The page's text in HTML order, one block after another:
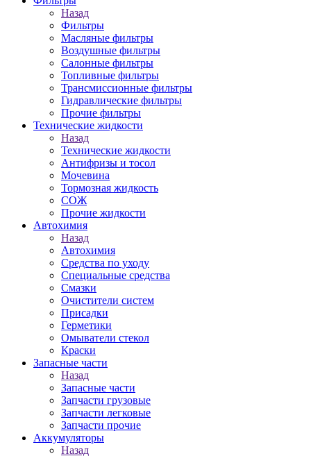
Назад
Фильтры
Масляные фильтры
Воздушные фильтры
Салонные фильтры
Топливные фильтры
Трансмиссионные фильтры
Гидравлические фильтры
Прочие фильтры
Технические жидкости
Назад
Технические жидкости
Антифризы и тосол
Мочевина
Тормозная жидкость
СОЖ
Прочие жидкости
Автохимия
Назад
Автохимия
Средства по уходу
Специальные средства
Смазки
Очистители систем
Присадки
Герметики
Омыватели стекол
Краски
Запасные части
Назад
Запасные части
Запчасти грузовые
Запчасти легковые
Запчасти прочие
Аккумуляторы
Назад